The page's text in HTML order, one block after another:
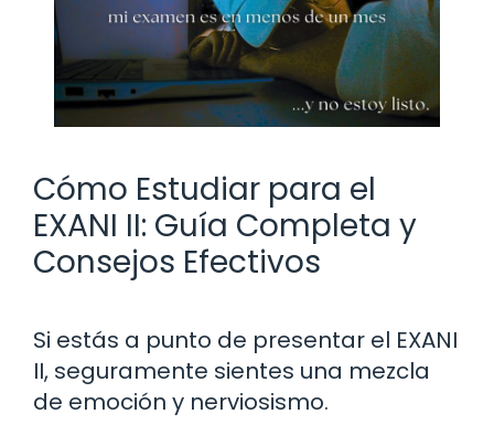
Cómo Estudiar para el
EXANI II: Guía Completa y
Consejos Efectivos
Si estás a punto de presentar el EXANI
II, seguramente sientes una mezcla
de emoción y nerviosismo.